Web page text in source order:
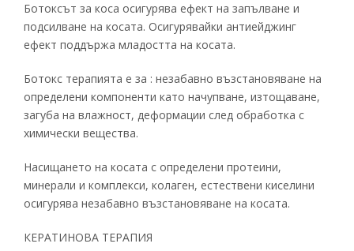
Ботоксът за коса осигурява ефект на запълване и
подсилване на косата. Осигурявайки антиейджинг
ефект поддържа младостта на косата.
Ботокс терапията е за : незабавно възстановяване на
определени компоненти като начупване, изтощаване,
загуба на влажност, деформации след обработка с
химически вещества.
Насищането на косата с определени протеини,
минерали и комплекси, колаген, естествени киселини
осигурява незабавно възстановяване на косата.
КЕРАТИНОВА ТЕРАПИЯ